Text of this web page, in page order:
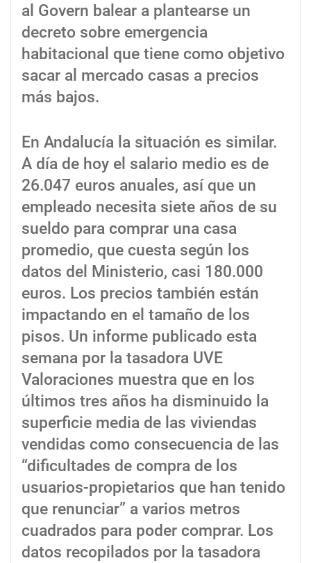
al Govern balear a plantearse un
decreto sobre emergencia
habitacional que tiene como objetivo
sacar al mercado casas a precios
más bajos.
En Andalucía la situación es similar.
A día de hoy el salario medio es de
26.047 euros anuales, así que un
empleado necesita siete años de su
sueldo para comprar una casa
promedio, que cuesta según los
datos del Ministerio, casi 180.000
euros. Los precios también están
impactando en el tamaño de los
pisos. Un informe publicado esta
semana por la tasadora UVE
Valoraciones muestra que en los
últimos tres años ha disminuido la
superficie media de las viviendas
vendidas como consecuencia de las
“dificultades de compra de los
usuarios-propietarios que han tenido
que renunciar” a varios metros
cuadrados para poder comprar. Los
datos recopilados por la tasadora